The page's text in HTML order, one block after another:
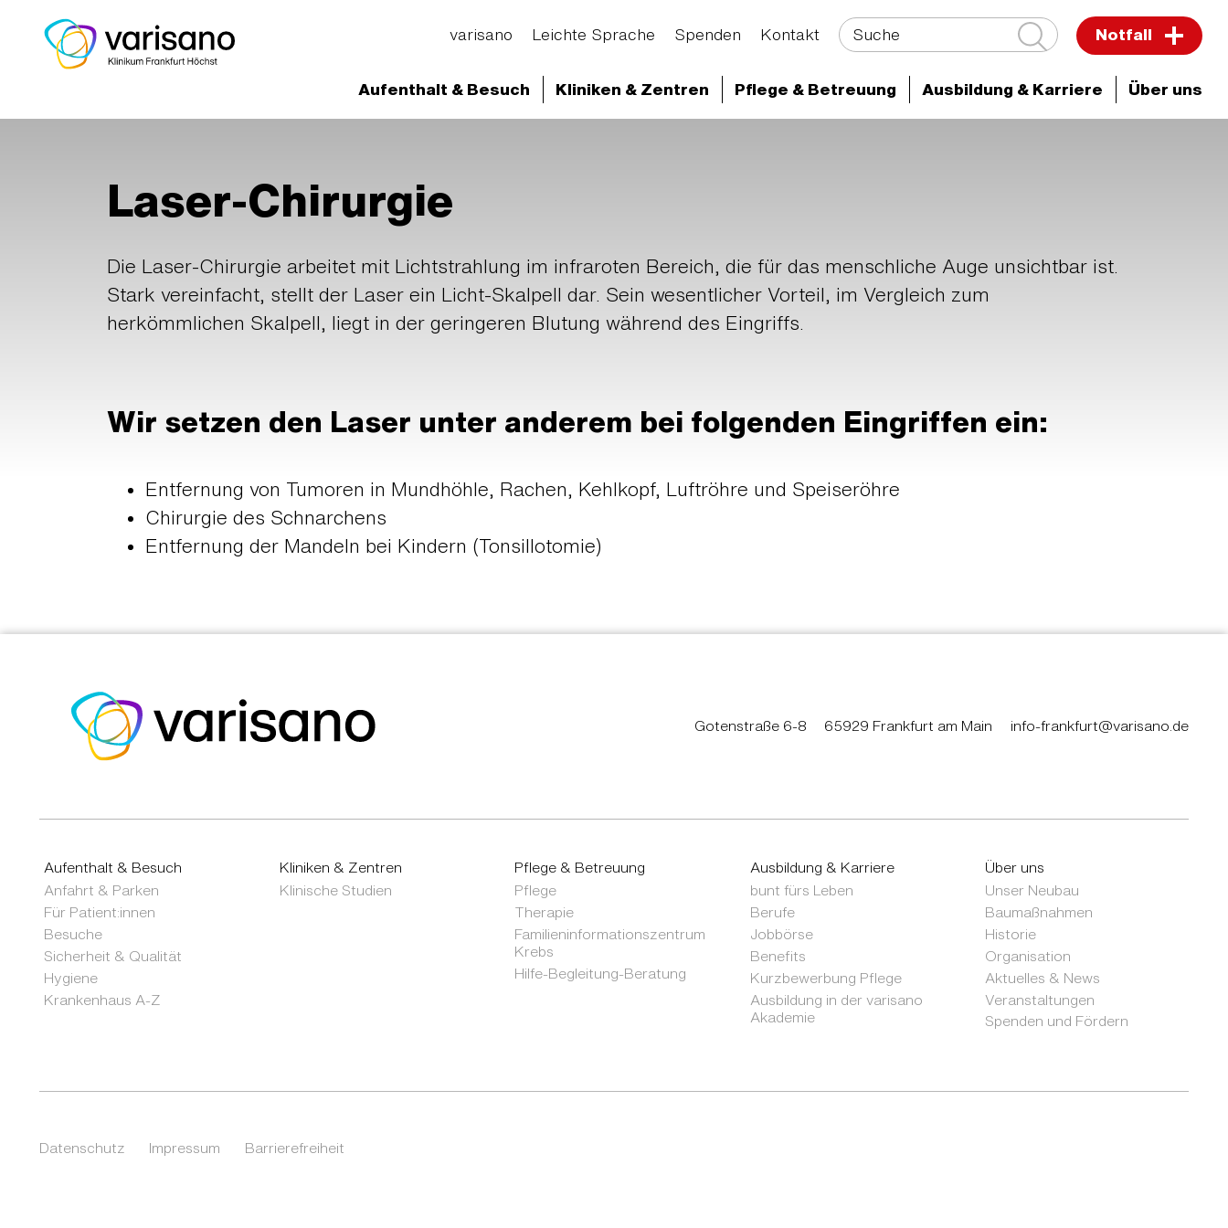
varisano Leichte Sprache Spenden Kontakt Suche Notfall
Aufenthalt & Besuch Kliniken & Zentren Pflege & Betreuung Ausbildung & Karriere Über uns
Klinik für Hals-, Nasen-, Ohrenheilkunde
Laser-Chirurgie
Die Laser-Chirurgie arbeitet mit Lichtstrahlung im infraroten Bereich, die für das menschliche Auge unsichtbar ist.
Stark vereinfacht, stellt der Laser ein Licht-Skalpell dar. Sein wesentlicher Vorteil, im Vergleich zum
herkömmlichen Skalpell, liegt in der geringeren Blutung während des Eingriffs.
Wir setzen den Laser unter anderem bei folgenden Eingriffen ein:
Entfernung von Tumoren in Mundhöhle, Rachen, Kehlkopf, Luftröhre und Speiseröhre
Chirurgie des Schnarchens
Entfernung der Mandeln bei Kindern (Tonsillotomie)
Gotenstraße 6-8 65929 Frankfurt am Main info-frankfurt@varisano.de
Aufenthalt & Besuch
Anfahrt & Parken
Für Patient:innen
Besuche
Sicherheit & Qualität
Hygiene
Krankenhaus A-Z
Kliniken & Zentren
Klinische Studien
Pflege & Betreuung
Pflege
Therapie
Familieninformationszentrum
Krebs
Hilfe-Begleitung-Beratung
Ausbildung & Karriere
bunt fürs Leben
Berufe
Jobbörse
Benefits
Kurzbewerbung Pflege
Ausbildung in der varisano
Akademie
Über uns
Unser Neubau
Baumaßnahmen
Historie
Organisation
Aktuelles & News
Veranstaltungen
Spenden und Fördern
Datenschutz Impressum Barrierefreiheit